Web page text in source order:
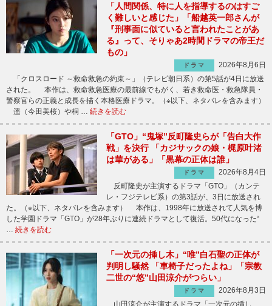
「人間関係、特に人を指導するのはすご
く難しいと感じた」「船越英一郎さんが
『刑事面に似ていると言われたことがあ
る』って、そりゃあ2時間ドラマの帝王だ
もの」
ドラマ
2026年8月6日
「クロスロード ～救命救急の約束～」（テレビ朝日系）の第5話が4日に放送
された。 本作は、救命救急医療の最前線でもがく、若き救命医・救急隊員・
警察官らの正義と成長を描く本格医療ドラマ。（※以下、ネタバレを含みます）
遥（今田美桜）や桐 … 続きを読む
「GTO」“鬼塚”反町隆史らが「告白大作
戦」を決行 「カジサックの娘・梶原叶渚
は華がある」「黒幕の正体は誰」
ドラマ
2026年8月4日
反町隆史が主演するドラマ「GTO」（カンテ
レ・フジテレビ系）の第3話が、3日に放送され
た。（※以下、ネタバレを含みます） 本作は、1998年に放送されて人気を博
した学園ドラマ「GTO」が28年ぶりに連続ドラマとして復活。50代になった“
続きを読む
「一次元の挿し木」“唯”白石聖の正体が
判明し騒然 「車椅子だったよね」「宗教
二世の“悠”山田涼介がつらい」
ドラマ
2026年8月3日
山田涼介が主演するドラマ「一次元の挿し